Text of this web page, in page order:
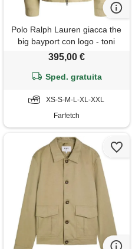
Polo Ralph Lauren giacca the
big bayport con logo - toni
neutri
395,00 €
Sped. gratuita
XS-S-M-L-XL-XXL
Farfetch